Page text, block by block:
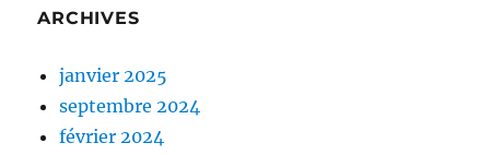
ARCHIVES
janvier 2025
septembre 2024
février 2024